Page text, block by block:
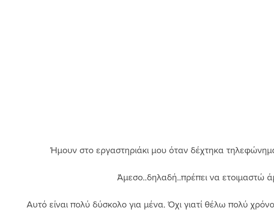
Ήμουν στο εργαστηριάκι μου όταν δέχτηκα
Άμεσο..δηλαδή..πρέπει να ετοιμαστώ
Αυτό είναι πολύ δύσκολο για μένα. Όχι γιατί θέλω πολύ